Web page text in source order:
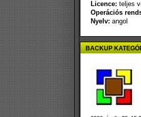
Licence: teljes
Operációs
Nyelv: angol
BACKUP